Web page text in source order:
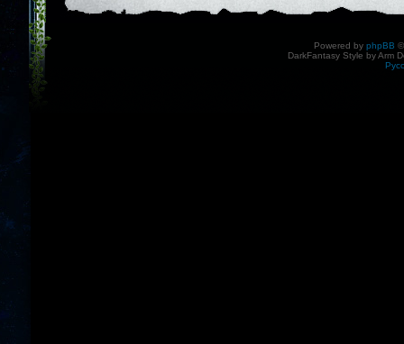
Powered by phpBB
DarkFantasy Style by Arm